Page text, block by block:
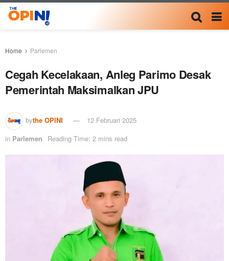
Home Parlemen
Cegah Kecelakaan, Anleg Parimo Desak
Pemerintah Maksimalkan JPU
bythe OPINI
12 Februari 2025
in Parlemen Reading Time: 2 mins read